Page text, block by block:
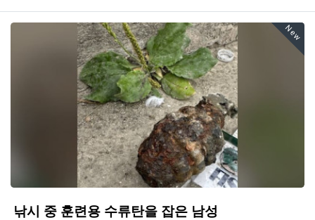
New
낚시 중 훈련용 수류탄을 잡은 남성